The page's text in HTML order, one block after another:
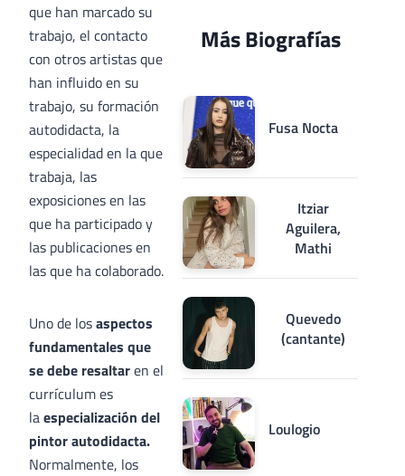
que han marcado su
trabajo, el contacto
con otros artistas que
han influido en su
trabajo, su formación
autodidacta, la
especialidad en la que
trabaja, las
exposiciones en las
que ha participado y
las publicaciones en
las que ha colaborado.
Uno de losaspectos
fundamentales que
se debe resaltaren el
currículum es
laespecialización del
pintor autodidacta.
Normalmente, los
Más Biografías
Fusa Nocta
Itziar
Aguilera,
Mathi
Quevedo
(cantante)
Loulogio